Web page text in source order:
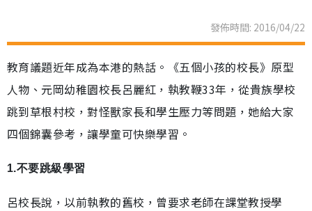
發佈時間: 2016/04/22
教育議題近年成為本港的熱話。《五個小孩的校長》原型
人物、元岡幼稚園校長呂麗紅，執教鞭33年，從貴族學校
跳到草根村校，對怪獸家長和學生壓力等問題，她給大家
四個錦囊參考，讓學童可快樂學習。
1.不要跳級學習
呂校長說，以前執教的舊校，曾要求老師在課堂教授學